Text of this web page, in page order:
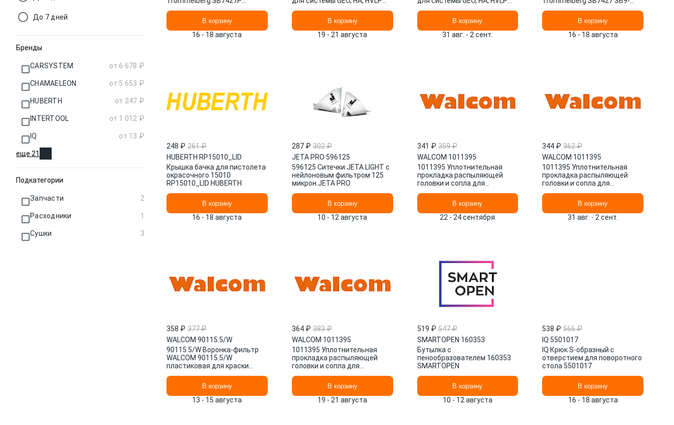
До 7 дней
Бренды
CARSYSTEM от 6 678 ₽
CHAMAELEON от 5 653 ₽
HUBERTH от 247 ₽
INTERTOOL от 1 012 ₽
IQ от 13 ₽
еще 21
Подкатегории
Запчасти 2
Расходники 1
Сушки 3
В корзину
16 - 18 августа
В корзину
19 - 21 августа
В корзину
31 авг. - 2 сент.
В корзину
16 - 18 августа
248 ₽ 261 ₽
HUBERTH·RP15010_LID
Крышка бачка для пистолета
окрасочного 15010
RP15010_LID HUBERTH
В корзину
16 - 18 августа
287 ₽ 302 ₽
JETA PRO·596125
596125 Ситечки JETA LIGHT с
нейлоновым фильтром 125
микрон JETA PRO
В корзину
10 - 12 августа
341 ₽ 359 ₽
WALCOM·1011395
1011395 Уплотнительная
прокладка распыляющей
головки и сопла для
HVLP WALCOMВ корзину
22 - 24 сентября
344 ₽ 362 ₽
WALCOM·1011395
1011395 Уплотнительная
прокладка распыляющей
головки и сопла для
HVLP WALCOMВ корзину
31 авг. - 2 сент.
358 ₽ 377 ₽
WALCOM·90115.5/W
90115.5/W Воронка-фильтр
WALCOM 90115.5/W
пластиковая для краски
В корзину
13 - 15 августа
364 ₽ 383 ₽
WALCOM·1011395
1011395 Уплотнительная
прокладка распыляющей
головки и сопла для
HVLP WALCOMВ корзину
19 - 21 августа
519 ₽ 547 ₽
SMARTOPEN·160353
Бутылка с
пенообразователем 160353
SMARTOPEN
В корзину
10 - 12 августа
538 ₽ 566 ₽
IQ·5501017
IQ Крюк S-образный с
отверстием для поворотного
стола 5501017
В корзину
16 - 18 августа